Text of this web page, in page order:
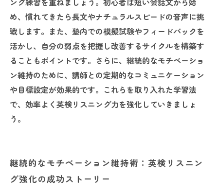
め、慣れてきたら長文やナチュラルスピードの音声に挑
戦します。また、塾内での模擬試験やフィードバックを
活かし、自分の弱点を把握し改善するサイクルを構築す
ることもポイントです。さらに、継続的なモチベーショ
ン維持のために、講師との定期的なコミュニケーション
や目標設定が効果的です。これらを取り入れた学習法
で、効率よく英検リスニング力を強化していきましょ
う。
継続的なモチベーション維持術：英検リスニン
グ強化の成功ストーリー